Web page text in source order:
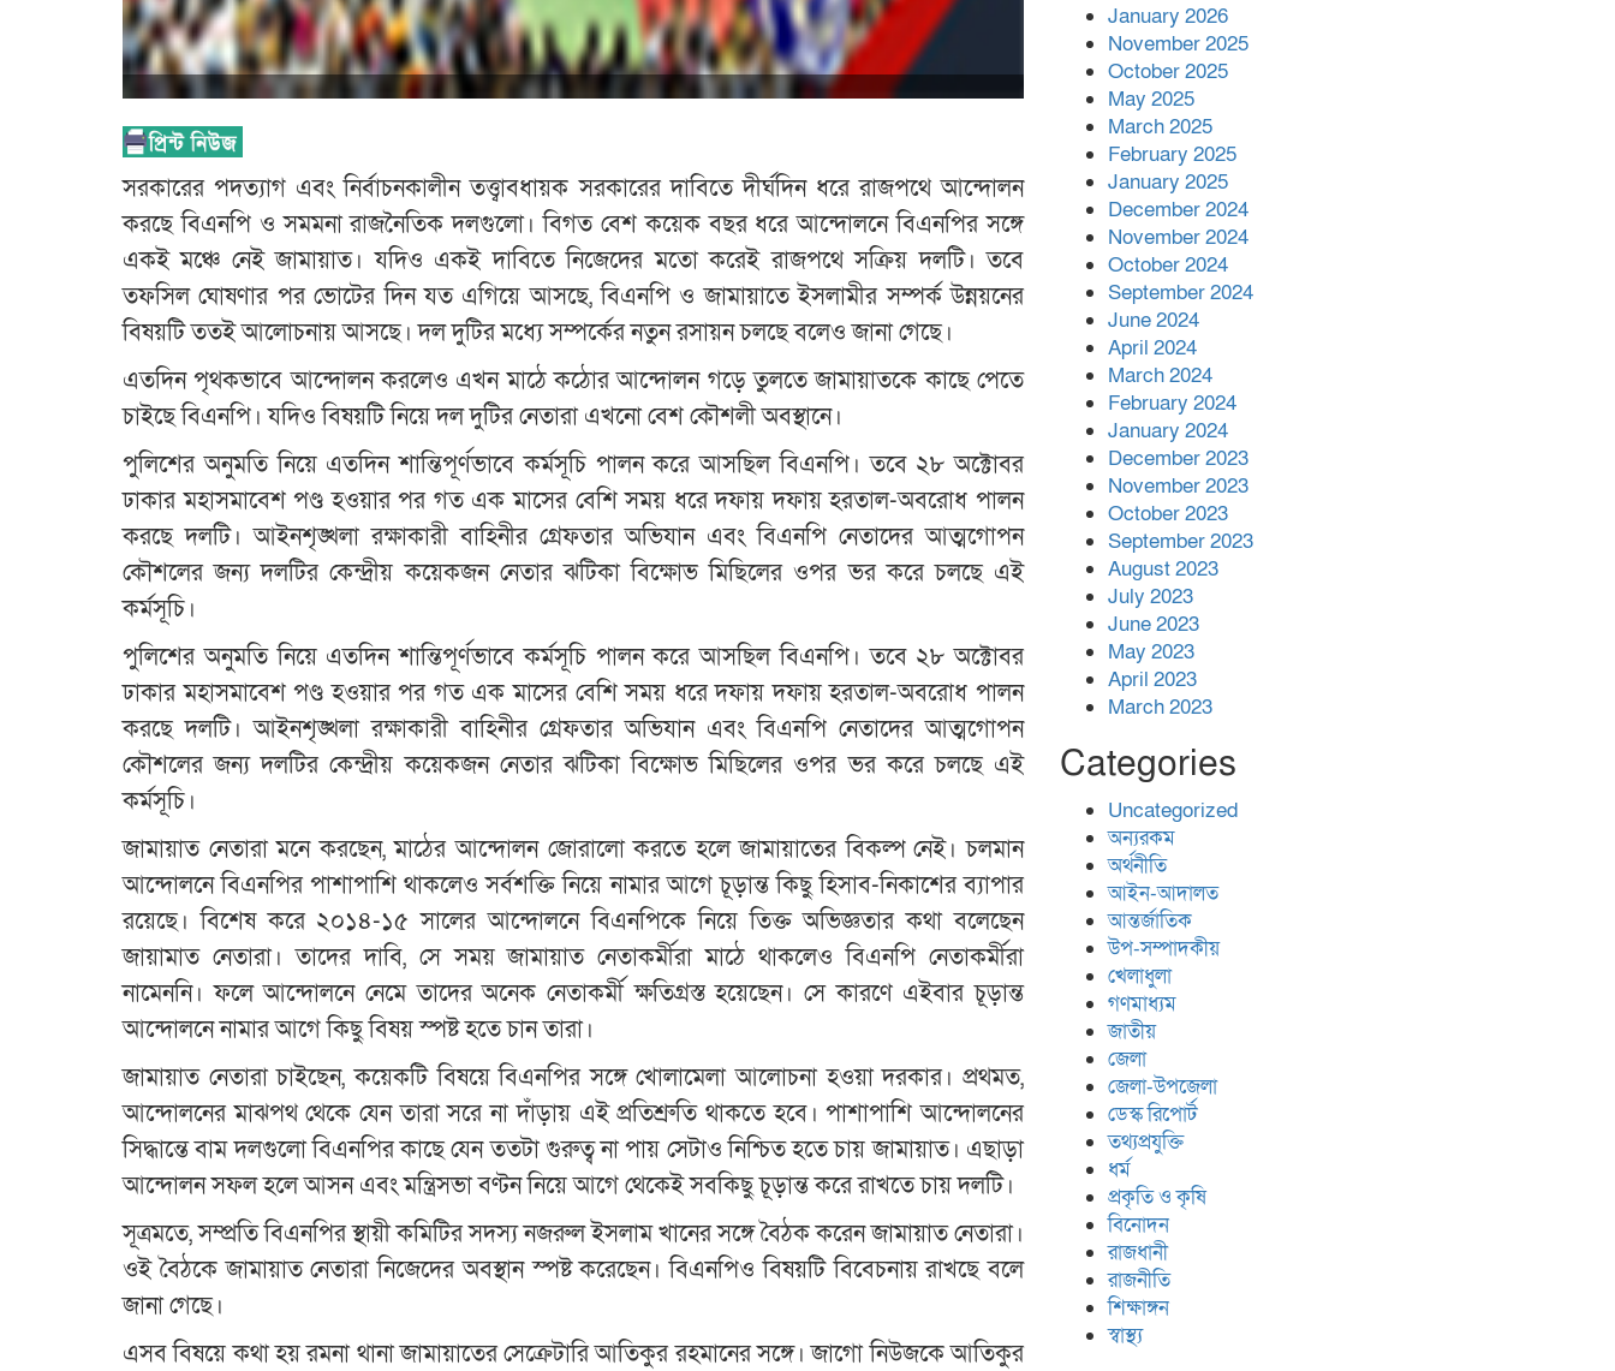
সরকারের পদত্যাগ এবং নির্বাচনকালীন তত্ত্বাবধায়ক সরকারের দাবিতে দীর্ঘদিন ধরে রাজপথে আন্দোলন
করছে বিএনপি ও সমমনা রাজনৈতিক দলগুলো। বিগত বেশ কয়েক বছর ধরে আন্দোলনে বিএনপির সঙ্গে
একই মঞ্চে নেই জামায়াত। যদিও একই দাবিতে নিজেদের মতো করেই রাজপথে সক্রিয় দলটি। তবে
তফসিল ঘোষণার পর ভোটের দিন যত এগিয়ে আসছে, বিএনপি ও জামায়াতে ইসলামীর সম্পর্ক উন্নয়নের
বিষয়টি ততই আলোচনায় আসছে। দল দুটির মধ্যে সম্পর্কের নতুন রসায়ন চলছে বলেও জানা গেছে।
এতদিন পৃথকভাবে আন্দোলন করলেও এখন মাঠে কঠোর আন্দোলন গড়ে তুলতে জামায়াতকে কাছে পেতে
চাইছে বিএনপি। যদিও বিষয়টি নিয়ে দল দুটির নেতারা এখনো বেশ কৌশলী অবস্থানে।
পুলিশের অনুমতি নিয়ে এতদিন শান্তিপূর্ণভাবে কর্মসূচি পালন করে আসছিল বিএনপি। তবে ২৮ অক্টোবর
ঢাকার মহাসমাবেশ পণ্ড হওয়ার পর গত এক মাসের বেশি সময় ধরে দফায় দফায় হরতাল-অবরোধ পালন
করছে দলটি। আইনশৃঙ্খলা রক্ষাকারী বাহিনীর গ্রেফতার অভিযান এবং বিএনপি নেতাদের আত্মগোপন
কৌশলের জন্য দলটির কেন্দ্রীয় কয়েকজন নেতার ঝটিকা বিক্ষোভ মিছিলের ওপর ভর করে চলছে এই
কর্মসূচি।
পুলিশের অনুমতি নিয়ে এতদিন শান্তিপূর্ণভাবে কর্মসূচি পালন করে আসছিল বিএনপি। তবে ২৮ অক্টোবর
ঢাকার মহাসমাবেশ পণ্ড হওয়ার পর গত এক মাসের বেশি সময় ধরে দফায় দফায় হরতাল-অবরোধ পালন
করছে দলটি। আইনশৃঙ্খলা রক্ষাকারী বাহিনীর গ্রেফতার অভিযান এবং বিএনপি নেতাদের আত্মগোপন
কৌশলের জন্য দলটির কেন্দ্রীয় কয়েকজন নেতার ঝটিকা বিক্ষোভ মিছিলের ওপর ভর করে চলছে এই
কর্মসূচি।
জামায়াত নেতারা মনে করছেন, মাঠের আন্দোলন জোরালো করতে হলে জামায়াতের বিকল্প নেই। চলমান
আন্দোলনে বিএনপির পাশাপাশি থাকলেও সর্বশক্তি নিয়ে নামার আগে চূড়ান্ত কিছু হিসাব-নিকাশের ব্যাপার
রয়েছে। বিশেষ করে ২০১৪-১৫ সালের আন্দোলনে বিএনপিকে নিয়ে তিক্ত অভিজ্ঞতার কথা বলেছেন
জায়ামাত নেতারা। তাদের দাবি, সে সময় জামায়াত নেতাকর্মীরা মাঠে থাকলেও বিএনপি নেতাকর্মীরা
নামেননি। ফলে আন্দোলনে নেমে তাদের অনেক নেতাকর্মী ক্ষতিগ্রস্ত হয়েছেন। সে কারণে এইবার চূড়ান্ত
আন্দোলনে নামার আগে কিছু বিষয় স্পষ্ট হতে চান তারা।
জামায়াত নেতারা চাইছেন, কয়েকটি বিষয়ে বিএনপির সঙ্গে খোলামেলা আলোচনা হওয়া দরকার। প্রথমত,
আন্দোলনের মাঝপথ থেকে যেন তারা সরে না দাঁড়ায় এই প্রতিশ্রুতি থাকতে হবে। পাশাপাশি আন্দোলনের
সিদ্ধান্তে বাম দলগুলো বিএনপির কাছে যেন ততটা গুরুত্ব না পায় সেটাও নিশ্চিত হতে চায় জামায়াত। এছাড়া
আন্দোলন সফল হলে আসন এবং মন্ত্রিসভা বণ্টন নিয়ে আগে থেকেই সবকিছু চূড়ান্ত করে রাখতে চায় দলটি।
সূত্রমতে, সম্প্রতি বিএনপির স্থায়ী কমিটির সদস্য নজরুল ইসলাম খানের সঙ্গে বৈঠক করেন জামায়াত নেতারা।
ওই বৈঠকে জামায়াত নেতারা নিজেদের অবস্থান স্পষ্ট করেছেন। বিএনপিও বিষয়টি বিবেচনায় রাখছে বলে
জানা গেছে।
এসব বিষয়ে কথা হয় রমনা থানা জামায়াতের সেক্রেটারি আতিকুর রহমানের সঙ্গে। জাগো নিউজকে আতিকুর
পারবে, কী পারবে না
প্রশাসনের কর্তৃত্ব না থাকায় ধর্ষণ বেড়ে
যাচ্ছে : রিজভী
বনানীতে গাড়িচাপায় পোশাকশ্রমিক
নিহত, সড়ক অবরোধ
শহীদের রক্তের সঙ্গে বেইমানি হয় এমন
কাজ কেউ যেন না করি -জামায়াত আমির
January 2026
November 2025
October 2025
May 2025
March 2025
February 2025
January 2025
December 2024
November 2024
October 2024
September 2024
June 2024
April 2024
March 2024
February 2024
January 2024
December 2023
November 2023
October 2023
September 2023
August 2023
July 2023
June 2023
May 2023
April 2023
March 2023
Categories
Uncategorized
অন্যরকম
অর্থনীতি
আইন-আদালত
আন্তর্জাতিক
উপ-সম্পাদকীয়
খেলাধুলা
গণমাধ্যম
জাতীয়
জেলা
জেলা-উপজেলা
ডেস্ক রিপোর্ট
তথ্যপ্রযুক্তি
ধর্ম
প্রকৃতি ও কৃষি
বিনোদন
রাজধানী
রাজনীতি
শিক্ষাঙ্গন
স্বাস্থ্য